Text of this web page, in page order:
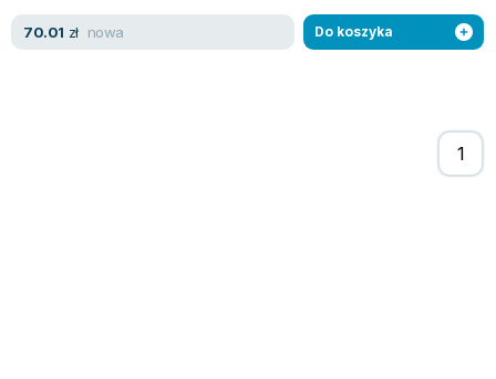
Katarzyna Miller
70.01 zł nowa Do koszyka